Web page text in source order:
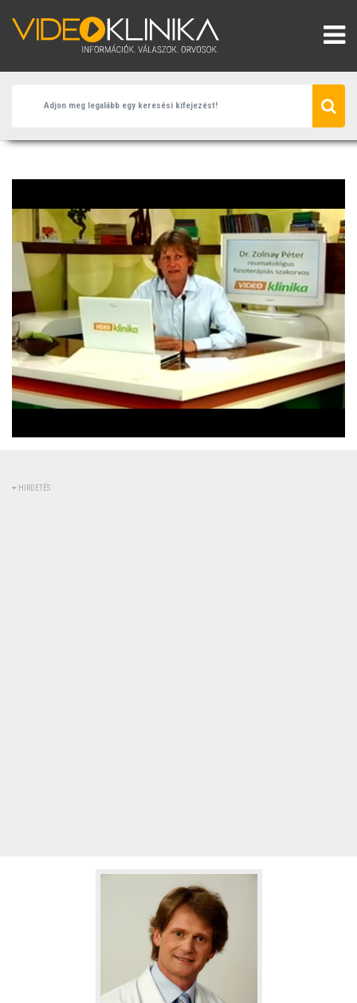
kikapcsolva
0%
0%
HIRDETÉS